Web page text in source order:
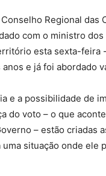
Regional das
com o ministro
esta sexta-feira
anos e já foi abordado
e a possibilidade de
do voto – o que
– estão criadas
situação onde ele